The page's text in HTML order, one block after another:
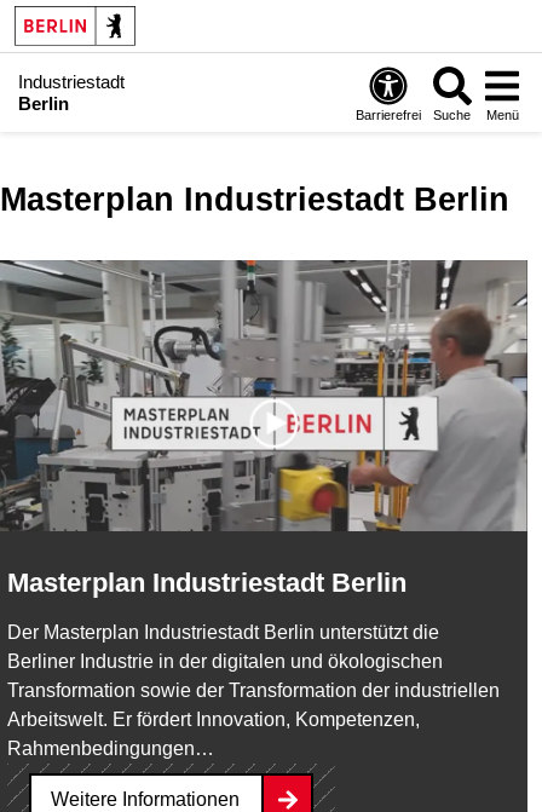
Industriestadt
Berlin
Barrierefrei Suche Menü
Masterplan Industriestadt Berlin
Masterplan Industriestadt Berlin
Der Masterplan Industriestadt Berlin unterstützt die
Berliner Industrie in der digitalen und ökologischen
Transformation sowie der Transformation der industriellen
Arbeitswelt. Er fördert Innovation, Kompetenzen,
Rahmenbedingungen…
Weitere Informationen